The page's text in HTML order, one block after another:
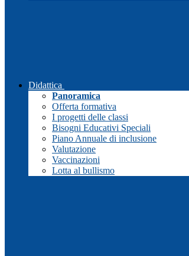
Didattica
Panoramica
Offerta formativa
I progetti delle classi
Bisogni Educativi Speciali
Piano Annuale di inclusione
Valutazione
Vaccinazioni
Lotta al bullismo